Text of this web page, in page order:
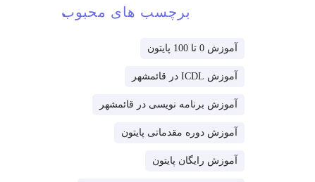
برچسب های محبوب
آموزش 0 تا 100 پایتون
آموزش ICDL در قائمشهر
آموزش برنامه نویسی در قائمشهر
آموزش دوره مقدماتی پایتون
آموزش رایگان پایتون